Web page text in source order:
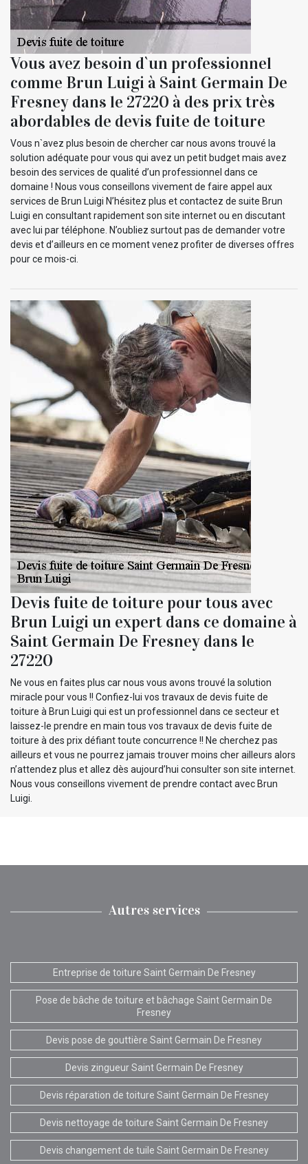
Vous avez besoin d`un professionnel
comme Brun Luigi à Saint Germain De
Fresney dans le 27220 à des prix très
abordables de devis fuite de toiture
Vous n`avez plus besoin de chercher car nous avons trouvé la
solution adéquate pour vous qui avez un petit budget mais avez
besoin des services de qualité d’un professionnel dans ce
domaine ! Nous vous conseillons vivement de faire appel aux
services de Brun Luigi N’hésitez plus et contactez de suite Brun
Luigi en consultant rapidement son site internet ou en discutant
avec lui par téléphone. N’oubliez surtout pas de demander votre
devis et d’ailleurs en ce moment venez profiter de diverses offres
pour ce mois-ci.
Devis fuite de toiture pour tous avec
Brun Luigi un expert dans ce domaine à
Saint Germain De Fresney dans le
27220
Ne vous en faites plus car nous vous avons trouvé la solution
miracle pour vous !! Confiez-lui vos travaux de devis fuite de
toiture à Brun Luigi qui est un professionnel dans ce secteur et
laissez-le prendre en main tous vos travaux de devis fuite de
toiture à des prix défiant toute concurrence !! Ne cherchez pas
ailleurs et vous ne pourrez jamais trouver moins cher ailleurs alors
n’attendez plus et allez dès aujourd’hui consulter son site internet.
Nous vous conseillons vivement de prendre contact avec Brun
Luigi.
Autres services
Entreprise de toiture Saint Germain De Fresney
Pose de bâche de toiture et bâchage Saint Germain De
Fresney
Devis pose de gouttière Saint Germain De Fresney
Devis zingueur Saint Germain De Fresney
Devis réparation de toiture Saint Germain De Fresney
Devis nettoyage de toiture Saint Germain De Fresney
Devis changement de tuile Saint Germain De Fresney